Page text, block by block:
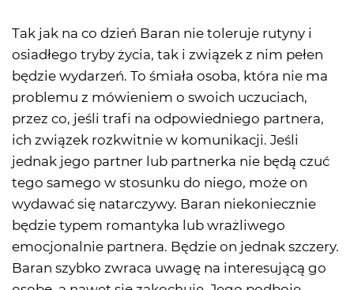
Tak jak na co dzień Baran nie toleruje rutyny i
osiadłego tryby życia, tak i związek z nim pełen
będzie wydarzeń. To śmiała osoba, która nie ma
problemu z mówieniem o swoich uczuciach,
przez co, jeśli trafi na odpowiedniego partnera,
ich związek rozkwitnie w komunikacji. Jeśli
jednak jego partner lub partnerka nie będą czuć
tego samego w stosunku do niego, może on
wydawać się natarczywy. Baran niekoniecznie
będzie typem romantyka lub wrażliwego
emocjonalnie partnera. Będzie on jednak szczery.
Baran szybko zwraca uwagę na interesującą go